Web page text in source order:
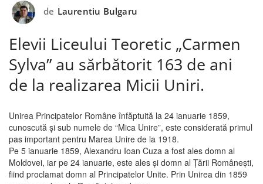
de Laurentiu Bulgaru
Elevii Liceului Teoretic „Carmen
Sylva” au sărbătorit 163 de ani
de la realizarea Micii Uniri.
Unirea Principatelor Române înfăptuită la 24 ianuarie 1859,
cunoscută și sub numele de “Mica Unire”, este considerată primul
pas important pentru Marea Unire de la 1918.
Pe 5 ianuarie 1859, Alexandru Ioan Cuza a fost ales domn al
Moldovei, iar pe 24 ianuarie, este ales și domn al Țării Românești,
fiind proclamat domn al Principatelor Unite. Prin Unirea din 1859